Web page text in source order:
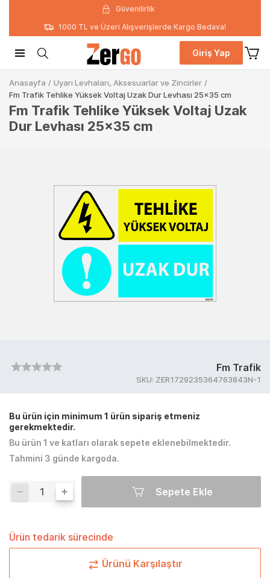
Güvenilirlik
1000 TL ve Üzeri Alışverişlerde Kargo Bedava!
Giriş Yap
Anasayfa / Uyarı Levhaları, Aksesuarlar ve Zincirler /
Fm Trafik Tehlike Yüksek Voltaj Uzak Dur Levhası 25x35 cm
Fm Trafik Tehlike Yüksek Voltaj Uzak
Dur Levhası 25x35 cm
Fm Trafik
SKU: ZER1729235364763843N-1
Bu ürün için minimum 1 ürün sipariş etmeniz
gerekmektedir.
Bu ürün 1 ve katları olarak sepete eklenebilmektedir.
Tahmini 3 günde kargoda.
Sepete Ekle
Ürün tedarik sürecinde
Ürünü Karşılaştır